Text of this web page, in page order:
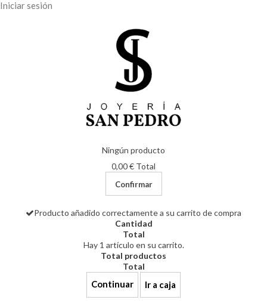
Iniciar sesión
Ningún producto
0,00 € Total
Confirmar
Producto añadido correctamente a su carrito de compra
Cantidad
Total
Hay 1 artículo en su carrito.
Total productos
Total
Continuar Ir a caja